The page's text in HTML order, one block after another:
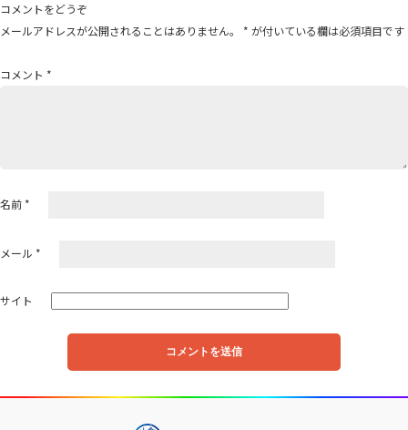
ー
シ
ン
コメントをどうぞ
メールアドレスが公開されることはありません。
* が付いている欄は必須項目です
コメント *
名前 *
メール *
サイト